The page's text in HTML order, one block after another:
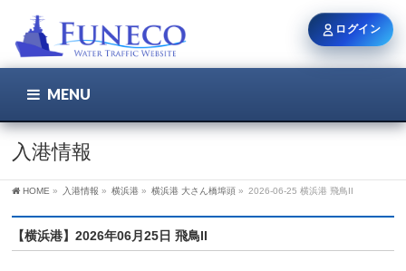
MENU
入港情報
HOME » 入港情報 » 横浜港 » 横浜港 大さん橋埠頭 » 2026-06-25 横浜港 飛鳥II
【横浜港】2026年06月25日 飛鳥II
ログイン
ユーザー名 / メール